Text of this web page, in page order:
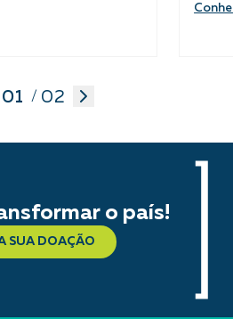
01 / 02
o país!
SUA DOAÇÃO